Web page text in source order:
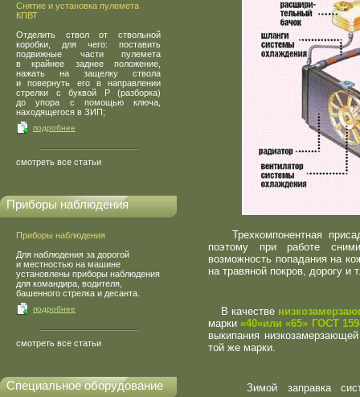
Снятие и установка пулемета
КПВТ
Отделить ствол от ствольной
коробки, для чего: поставить
подвижные части пулемета
в крайнее заднее положение,
нажать на защелку ствола
и повернуть его в направлении
стрелки с буквой Р
(разборка)
до упора с помощью ключа,
находящегося в ЗИП;
подробнее
смотреть все статьи
Приборы наблюдения
Приборы наблюдения
Для наблюдения за дорогой
и местностью на машине
установлены приборы наблюдения
для командира, водителя,
башенного стрелка и десанта.
подробнее
смотреть все статьи
Специальное оборудование
Трехкомпонентная
поэтому при работе
возможность попадания на
на травяной покров, дорогу и
В качестве
марки«40»или «65» ГОСТ
выкипания
той же марки.
Зимой заправка